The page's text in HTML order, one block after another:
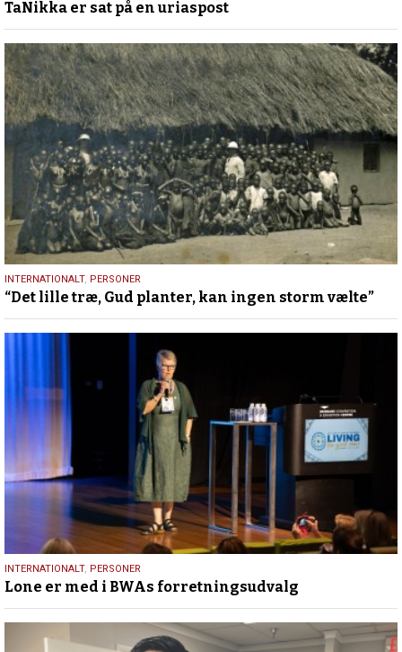
marts
2026
TaNikka er sat på en uriaspost
29.
november
2025
INTERNATIONALT, PERSONER
“Det lille træ, Gud planter, kan ingen storm vælte”
28.
juli
2025
INTERNATIONALT, PERSONER
Lone er med i BWAs forretningsudvalg